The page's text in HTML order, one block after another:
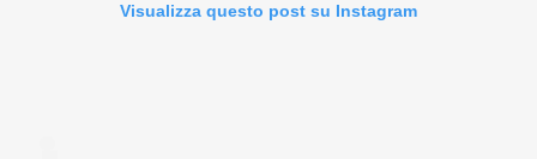
Visualizza questo post su Instagram